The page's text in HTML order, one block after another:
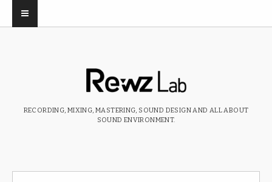
RECORDING, MIXING, MASTERING, SOUND DESIGN AND ALL ABOUT
SOUND ENVIRONMENT.